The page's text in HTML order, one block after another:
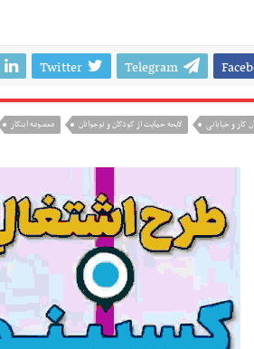
Telegram
Twitter
کار و خیابانی لایحه حمایت از کودکان و نوجوانان معصومه ابتکار